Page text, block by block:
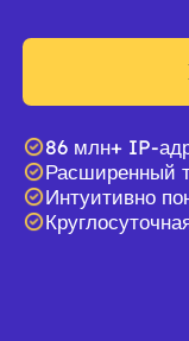
86 млн+ IP-
Расширенный
Интуитивно